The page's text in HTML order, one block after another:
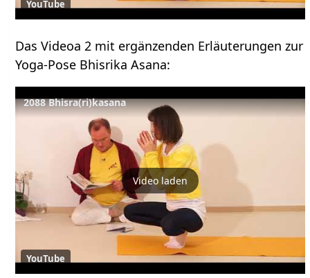
YouTube
Das Videoa 2 mit ergänzenden Erläuterungen zur
Yoga-Pose Bhisrika Asana:
2088 Bhisra(ri)kasana
Video laden
YouTube